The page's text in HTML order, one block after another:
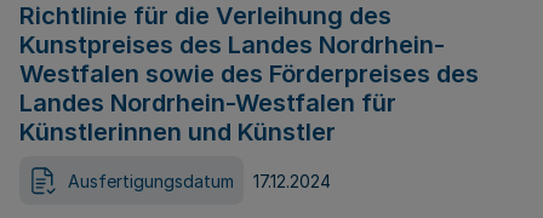
Richtlinie für die Verleihung des
Kunstpreises des Landes Nordrhein-
Westfalen sowie des Förderpreises des
Landes Nordrhein-Westfalen für
Künstlerinnen und Künstler
Ausfertigungsdatum 17.12.2024